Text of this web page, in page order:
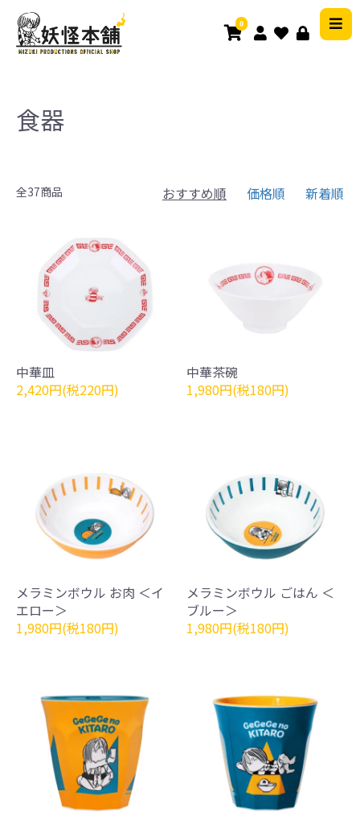
0
食器
全37商品 おすすめ順 価格順 新着順
中華皿
2,420円(税220円)
中華茶碗
1,980円(税180円)
メラミンボウル お肉 ＜イ
エロー＞
1,980円(税180円)
メラミンボウル ごはん ＜
ブルー＞
1,980円(税180円)